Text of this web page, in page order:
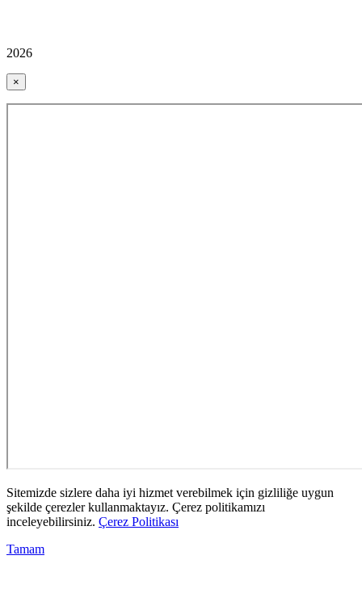
2026
×
Sitemizde sizlere daha iyi hizmet verebilmek için gizliliğe uygun
şekilde çerezler kullanmaktayız. Çerez politikamızı
inceleyebilirsiniz. Çerez Politikası
Tamam